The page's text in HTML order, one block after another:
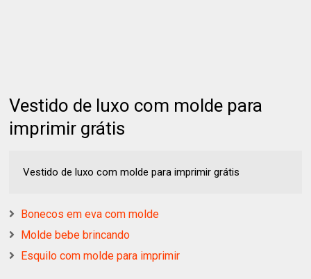
Vestido de luxo com molde para
imprimir grátis
Vestido de luxo com molde para imprimir grátis
Bonecos em eva com molde
Molde bebe brincando
Esquilo com molde para imprimir